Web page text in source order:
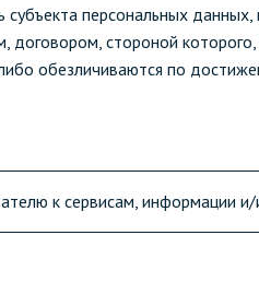
персональных
стороной
обезличиваются по
к сервисам, информации